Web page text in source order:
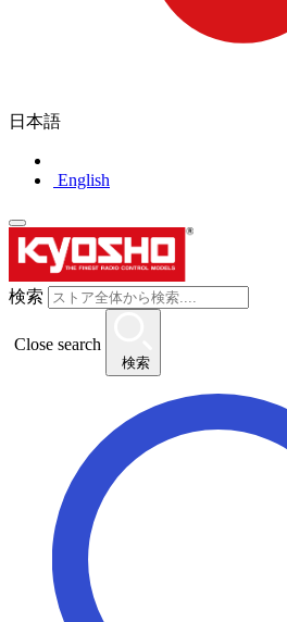
日本語
English
検索
Close search
検索